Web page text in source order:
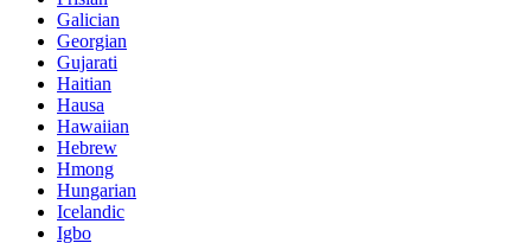
Galician
Georgian
Gujarati
Haitian
Hausa
Hawaiian
Hebrew
Hmong
Hungarian
Icelandic
Igbo